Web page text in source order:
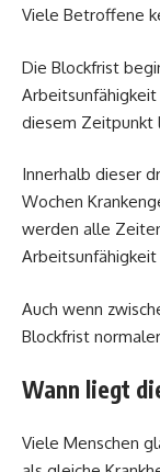
Viele Betroffene
Die Blockfrist
diesem Zeitpunkt
Innerhalb dieser
Wochen
werden alle
Auch wenn
Blockfrist
Wann liegt
Viele Menschen